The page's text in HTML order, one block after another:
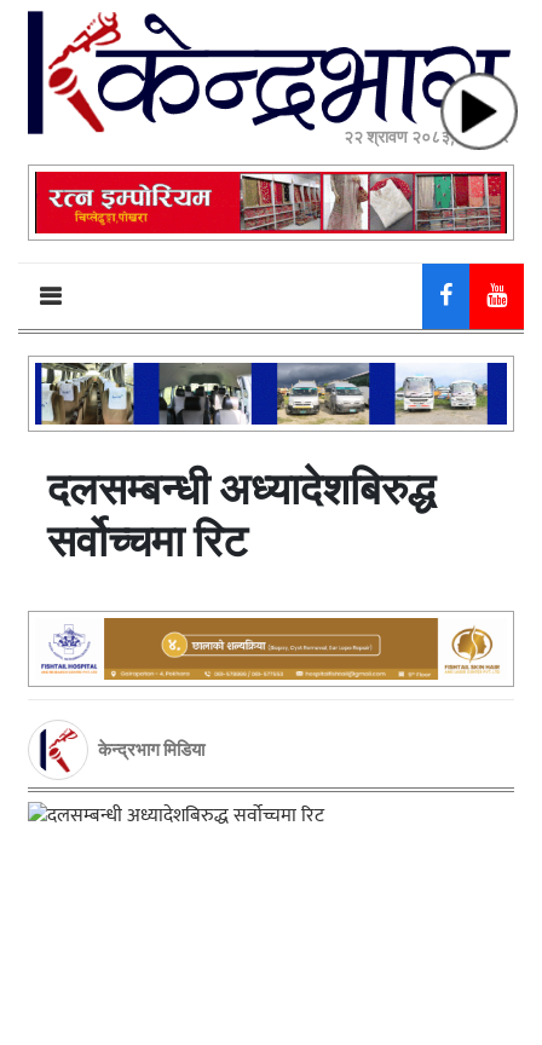
२२ श्रावण २०८३, शुक्रबार
दलसम्बन्धी अध्यादेशबिरुद्ध
सर्वोच्चमा रिट
केन्द्रभाग मिडिया